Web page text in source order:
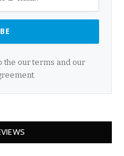
the our terms and our